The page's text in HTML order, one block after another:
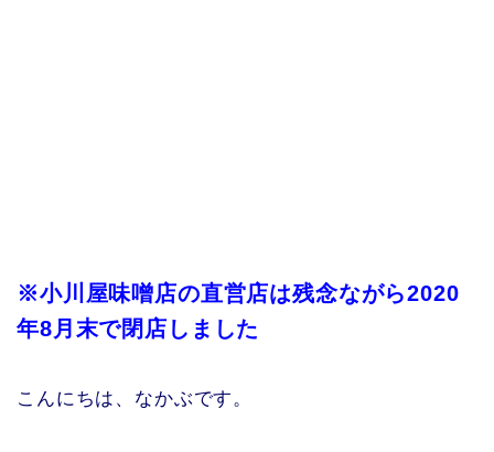
※小川屋味噌店の直営店は残念ながら2020
年8月末で閉店しました
こんにちは、なかぶです。